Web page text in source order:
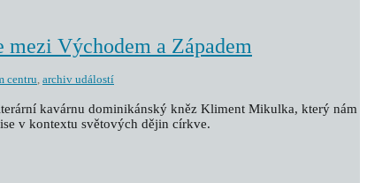
Východem a Západem
centru, archiv událostí
kavárnu dominikánský kněz Kliment Mikulka, který nám
v kontextu světových dějin církve.